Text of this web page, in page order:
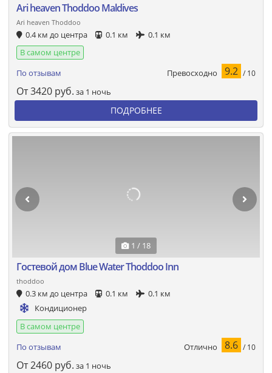
Ari heaven Thoddoo Maldives
Ari heaven Thoddoo
0.4 км до центра 0.1 км
0.1 км
В самом центре
По отзывам
Превосходно 9.2 / 10
От3420 руб. за 1 ночь
ПОДРОБНЕЕ
1 / 18
Гостевой дом Blue Water Thoddoo Inn
thoddoo
0.3 км до центра 0.1 км
0.1 км
Кондиционер
В самом центре
По отзывам
Отлично 8.6 / 10
От2460 руб. за 1 ночь